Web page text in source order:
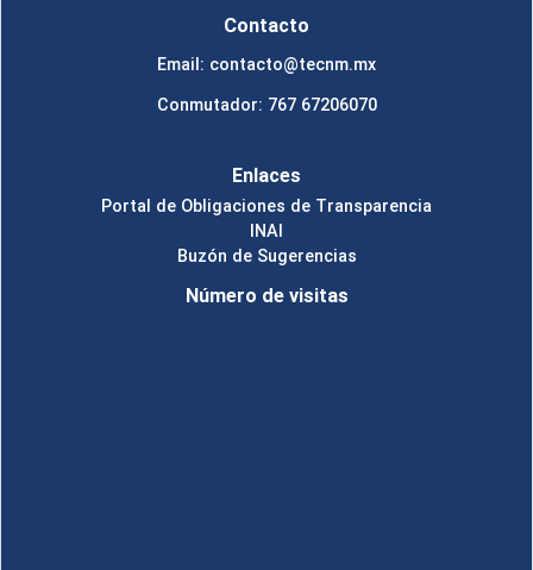
Contacto
Email: contacto@tecnm.mx
Conmutador: 767 67206070
Enlaces
Portal de Obligaciones de Transparencia
INAI
Buzón de Sugerencias
Número de visitas